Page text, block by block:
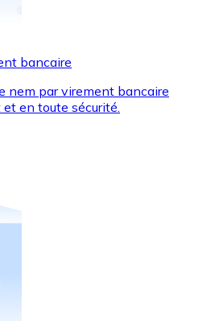
et Mastercard pour acheter
cadeaux de vos marques
cartes-cadeaux
bancaire
nem par virement bancaire
en toute sécurité.